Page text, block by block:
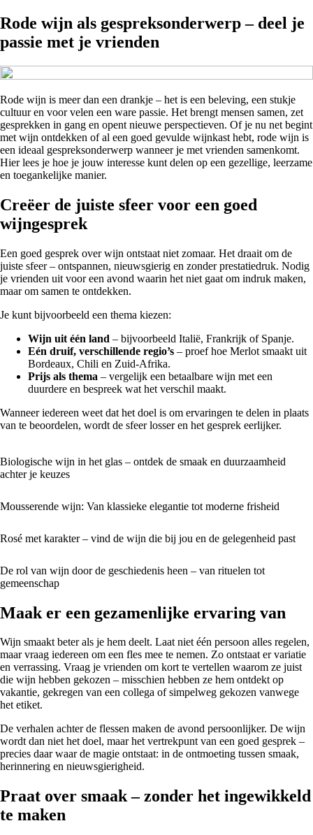
Rode wijn als gespreksonderwerp – deel je
passie met je vrienden
Rode wijn is meer dan een drankje – het is een beleving, een stukje
cultuur en voor velen een ware passie. Het brengt mensen samen, zet
gesprekken in gang en opent nieuwe perspectieven. Of je nu net begint
met wijn ontdekken of al een goed gevulde wijnkast hebt, rode wijn is
een ideaal gespreksonderwerp wanneer je met vrienden samenkomt.
Hier lees je hoe je jouw interesse kunt delen op een gezellige, leerzame
en toegankelijke manier.
Creëer de juiste sfeer voor een goed
wijngesprek
Een goed gesprek over wijn ontstaat niet zomaar. Het draait om de
juiste sfeer – ontspannen, nieuwsgierig en zonder prestatiedruk. Nodig
je vrienden uit voor een avond waarin het niet gaat om indruk maken,
maar om samen te ontdekken.
Je kunt bijvoorbeeld een thema kiezen:
Wijn uit één land – bijvoorbeeld Italië, Frankrijk of Spanje.
Eén druif, verschillende regio’s – proef hoe Merlot smaakt uit
Bordeaux, Chili en Zuid-Afrika.
Prijs als thema – vergelijk een betaalbare wijn met een
duurdere en bespreek wat het verschil maakt.
Wanneer iedereen weet dat het doel is om ervaringen te delen in plaats
van te beoordelen, wordt de sfeer losser en het gesprek eerlijker.
Biologische wijn in het glas – ontdek de smaak en duurzaamheid
achter je keuzes
Mousserende wijn: Van klassieke elegantie tot moderne frisheid
Rosé met karakter – vind de wijn die bij jou en de gelegenheid past
De rol van wijn door de geschiedenis heen – van rituelen tot
gemeenschap
Maak er een gezamenlijke ervaring van
Wijn smaakt beter als je hem deelt. Laat niet één persoon alles regelen,
maar vraag iedereen om een fles mee te nemen. Zo ontstaat er variatie
en verrassing. Vraag je vrienden om kort te vertellen waarom ze juist
die wijn hebben gekozen – misschien hebben ze hem ontdekt op
vakantie, gekregen van een collega of simpelweg gekozen vanwege
het etiket.
De verhalen achter de flessen maken de avond persoonlijker. De wijn
wordt dan niet het doel, maar het vertrekpunt van een goed gesprek –
precies daar waar de magie ontstaat: in de ontmoeting tussen smaak,
herinnering en nieuwsgierigheid.
Praat over smaak – zonder het ingewikkeld
te maken